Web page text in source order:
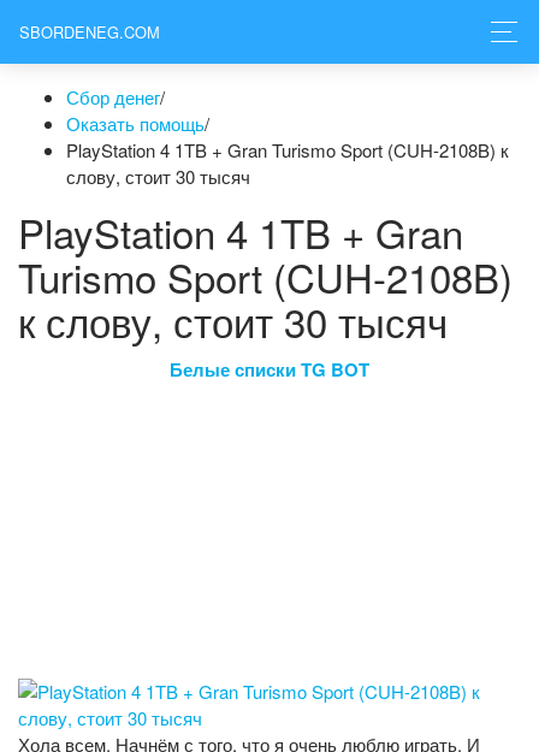
SBORDENEG.COM
Сбор денег/
Оказать помощь/
PlayStation 4 1TB + Gran Turismo Sport (CUH-2108B) к
слову, стоит 30 тысяч
PlayStation 4 1TB + Gran
Turismo Sport (CUH-2108B)
к слову, стоит 30 тысяч
Белые списки TG BOT
Хола всем. Начнём с того, что я очень люблю играть. И